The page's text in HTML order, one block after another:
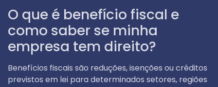
O que é benefício fiscal e
como saber se minha
empresa tem direito?
Benefícios fiscais são reduções, isenções ou créditos
previstos em lei para determinados setores, regiões